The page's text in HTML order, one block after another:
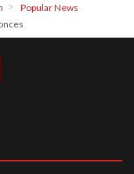
Popular News